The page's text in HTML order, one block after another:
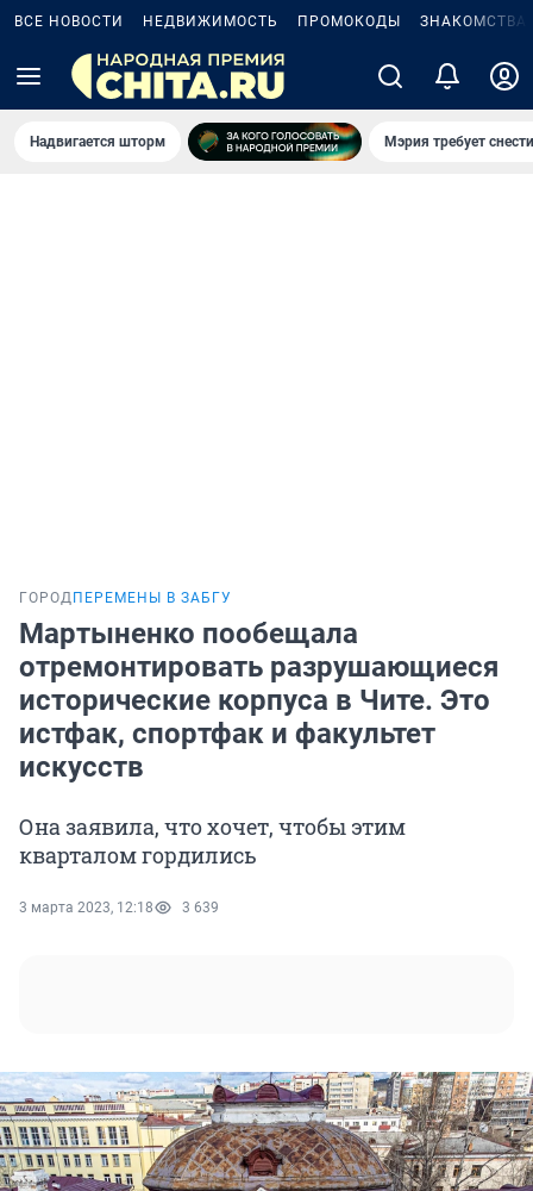
ВСЕ НОВОСТИ НЕДВИЖИМОСТЬ ПРОМОКОДЫ ЗНАКОМСТВА
Надвигается шторм Мэрия требует
ГОРОД ПЕРЕМЕНЫ В ЗАБГУ
Мартыненко пообещала
отремонтировать разрушающиеся
исторические корпуса в Чите. Это
истфак, спортфак и факультет
искусств
Она заявила, что хочет, чтобы этим
кварталом гордились
3 марта 2023, 12:18 3 639